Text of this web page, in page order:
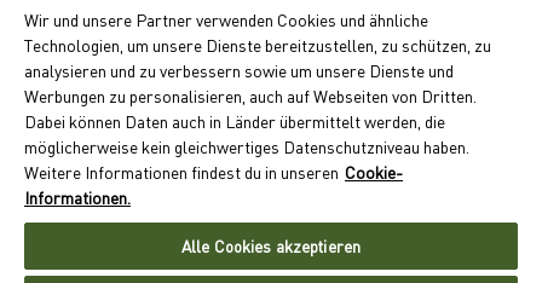
Cumulus
Bei Migrol erhalten Sie die beliebten Cumulus-Punkte.
Erfahren Sie hier, wie Sie Cumulus-Punkte sammeln
können.
Folgen Sie uns
Wir und unsere Partner verwenden Cookies und ähnliche
Technologien, um unsere Dienste bereitzustellen, zu schützen, zu
analysieren und zu verbessern sowie um unsere Dienste und
Werbungen zu personalisieren, auch auf Webseiten von Dritten.
Dabei können Daten auch in Länder übermittelt werden, die
möglicherweise kein gleichwertiges Datenschutzniveau haben.
Weitere Informationen findest du in unseren Cookie-
Informationen.
Alle Cookies akzeptieren